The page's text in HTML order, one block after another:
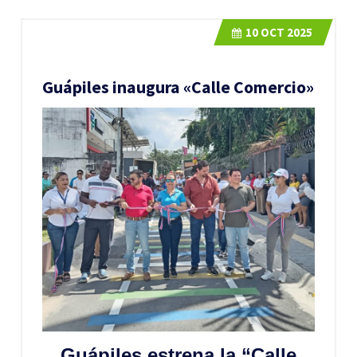
Guápiles inaugura «Calle Comercio»
10 OCT 2025